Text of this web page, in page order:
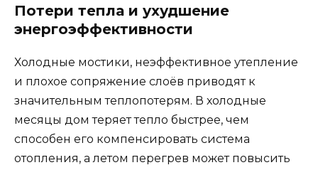
Потери тепла и ухудшение
энергоэффективности
Холодные мостики, неэффективное утепление
и плохое сопряжение слоёв приводят к
значительным теплопотерям. В холодные
месяцы дом теряет тепло быстрее, чем
способен его компенсировать система
отопления, а летом перегрев может повысить